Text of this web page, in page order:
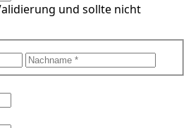
und sollte nicht
Vorname